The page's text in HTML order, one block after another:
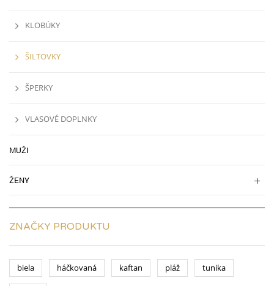
KLOBÚKY
ŠILTOVKY
ŠPERKY
VLASOVÉ DOPLNKY
MUŽI
ŽENY
ZNAČKY PRODUKTU
biela háčkovaná kaftan pláž tunika